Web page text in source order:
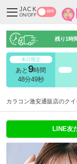
JACK
ON/OFF
OFF
残り1時
本日限定
あと9時間
48分48秒
カラコン激安通販店のク
LINE友